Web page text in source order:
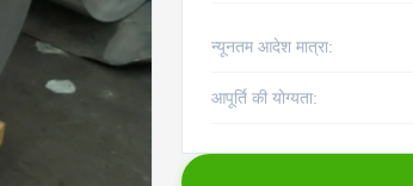
न्यूनतम आदेश मात्रा:
आपूर्ति की योग्यता: